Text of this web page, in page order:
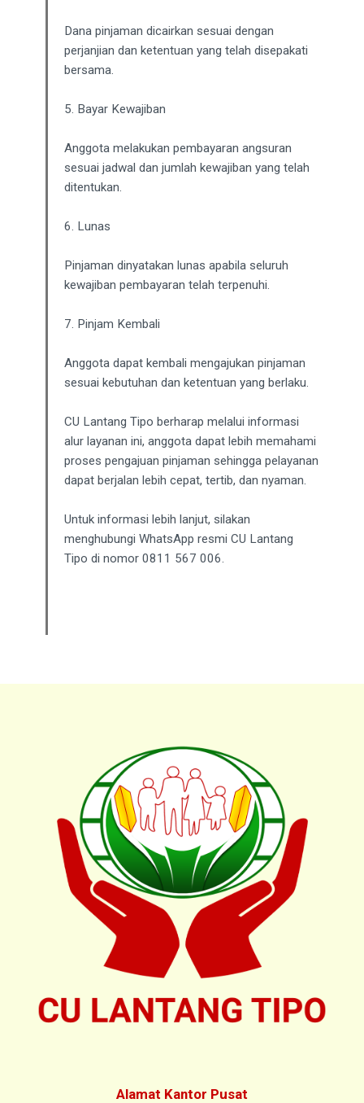
Dana pinjaman dicairkan sesuai dengan
perjanjian dan ketentuan yang telah disepakati
bersama.
5. Bayar Kewajiban
Anggota melakukan pembayaran angsuran
sesuai jadwal dan jumlah kewajiban yang telah
ditentukan.
6. Lunas
Pinjaman dinyatakan lunas apabila seluruh
kewajiban pembayaran telah terpenuhi.
7. Pinjam Kembali
Anggota dapat kembali mengajukan pinjaman
sesuai kebutuhan dan ketentuan yang berlaku.
CU Lantang Tipo berharap melalui informasi
alur layanan ini, anggota dapat lebih memahami
proses pengajuan pinjaman sehingga pelayanan
dapat berjalan lebih cepat, tertib, dan nyaman.
Untuk informasi lebih lanjut, silakan
menghubungi WhatsApp resmi CU Lantang
Tipo di nomor 0811 567 006.
Alamat Kantor Pusat